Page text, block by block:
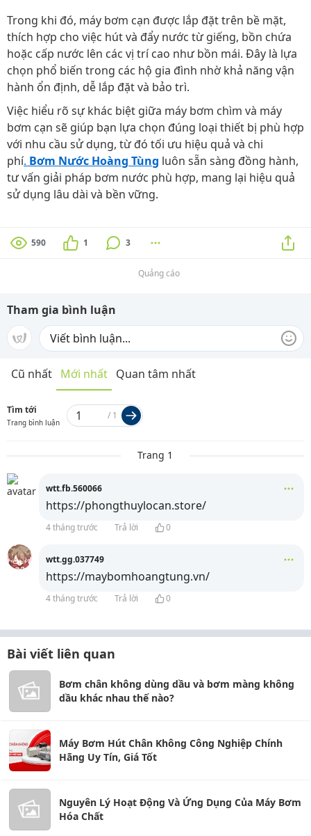
Trong khi đó, máy bơm cạn được lắp đặt trên bề mặt,
thích hợp cho việc hút và đẩy nước từ giếng, bồn chứa
hoặc cấp nước lên các vị trí cao như bồn mái. Đây là lựa
chọn phổ biến trong các hộ gia đình nhờ khả năng vận
hành ổn định, dễ lắp đặt và bảo trì.
Việc hiểu rõ sự khác biệt giữa máy bơm chìm và máy
bơm cạn sẽ giúp bạn lựa chọn đúng loại thiết bị phù hợp
với nhu cầu sử dụng, từ đó tối ưu hiệu quả và chi
phí. Bơm Nước Hoàng Tùng luôn sẵn sàng đồng hành,
tư vấn giải pháp bơm nước phù hợp, mang lại hiệu quả
sử dụng lâu dài và bền vững.
590 1 3
Quảng cáo
Tham gia bình luận
Cũ nhất Mới nhất Quan tâm nhất
Tìm tới
Trang bình luận
/ 1
Trang 1
wtt.fb.560066
https://phongthuylocan.store/
4 tháng trước Trả lời 0
wtt.gg.037749
https://maybomhoangtung.vn/
4 tháng trước Trả lời 0
Bài viết liên quan
Bơm chân không dùng dầu và bơm màng không
dầu khác nhau thế nào?
Máy Bơm Hút Chân Không Công Nghiệp Chính
Hãng Uy Tín, Giá Tốt
Nguyên Lý Hoạt Động Và Ứng Dụng Của Máy Bơm
Hóa Chất